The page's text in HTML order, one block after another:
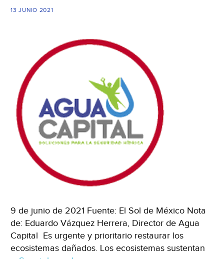
13 JUNIO 2021
9 de junio de 2021 Fuente: El Sol de México Nota
de: Eduardo Vázquez Herrera, Director de Agua
Capital Es urgente y prioritario restaurar los
ecosistemas dañados. Los ecosistemas sustentan